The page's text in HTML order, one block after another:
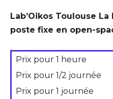
Lab’Oikos Toulouse
poste fixe en open-
Prix pour 1 heure
Prix pour 1/2 journée
Prix pour 1 journée